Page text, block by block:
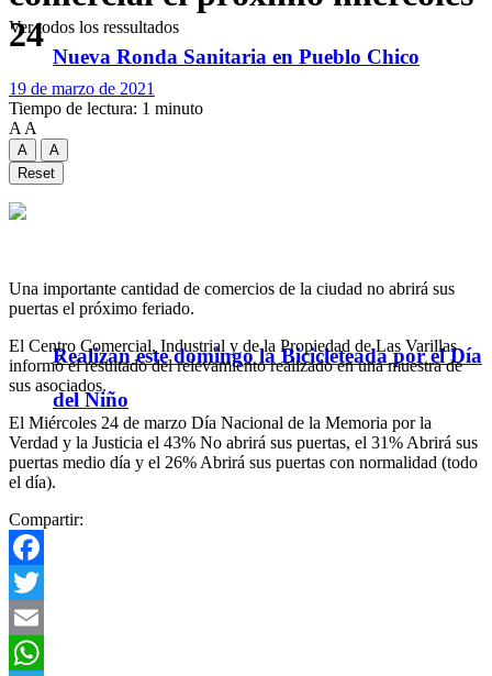
Nueva Ronda Sanitaria en Pueblo Chico
Realizan este domingo la Bicicleteada por el Día
del Niño
Ver todos los ressultados
24
19 de marzo de 2021
Tiempo de lectura: 1 minuto
A A
A
A
Reset
Una importante cantidad de comercios de la ciudad no abrirá sus
puertas el próximo feriado.
El Centro Comercial, Industrial y de la Propiedad de Las Varillas
informó el resultado del relevamiento realizado en una muestra de
sus asociados.
El Miércoles 24 de marzo Día Nacional de la Memoria por la
Verdad y la Justicia el 43% No abrirá sus puertas, el 31% Abrirá sus
puertas medio día y el 26% Abrirá sus puertas con normalidad (todo
el día).
Compartir:
Facebook
Twitter
Email